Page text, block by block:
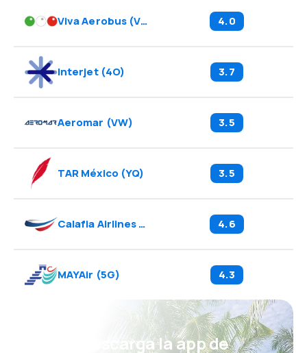
Viva Aerobus(VB 4.0
Interjet(4O) 3.7
Aeromar (VW) 3.5
TAR México(YQ) 3.5
Calafia Airlines A7 4.6
MAYAir (5G) 4.3
¡Eh! Descarga la app de